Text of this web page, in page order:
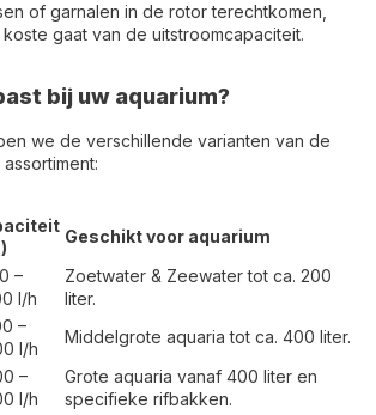
of garnalen in de rotor terechtkomen,
gaat van de uitstroomcapaciteit.
bij uw aquarium?
we de verschillende varianten van de
Geschikt voor aquarium
–
l/h
Zoetwater & Zeewater tot ca. 200
liter.
–
l/h
Middelgrote aquaria tot ca. 400 liter.
–
l/h
Grote aquaria vanaf 400 liter en
specifieke rifbakken.